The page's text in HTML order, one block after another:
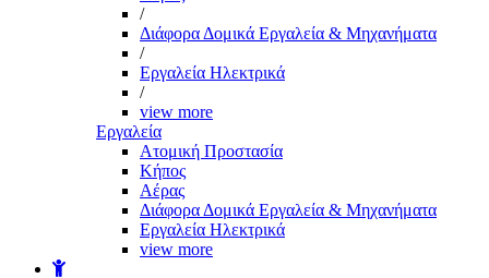
/
Διάφορα Δομικά Εργαλεία & Μηχανήματα
/
Εργαλεία Ηλεκτρικά
/
view more
Εργαλεία
Aτομική Προστασία
Kήπος
Αέρας
Διάφορα Δομικά Εργαλεία & Μηχανήματα
Εργαλεία Ηλεκτρικά
view more